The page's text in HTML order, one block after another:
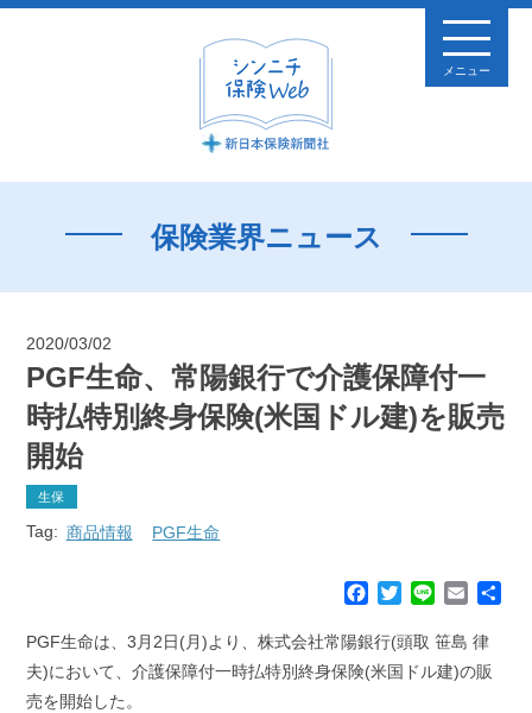
メニュー
保険業界ニュース
2020/03/02
PGF生命、常陽銀行で介護保障付一
時払特別終身保険(米国ドル建)を販売
開始
生保
Tag: 商品情報 PGF生命
c
e
b
T
i
t
n
e
E
a
i
PGF生命は、3月2日(月)より、株式会社常陽銀行(頭取 笹島 律
夫)において、介護保障付一時払特別終身保険(米国ドル建)の販
売を開始した。